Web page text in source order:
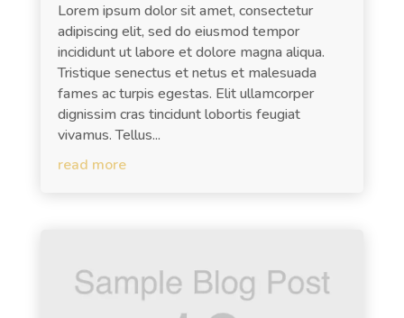
Lorem ipsum dolor sit amet, consectetur
adipiscing elit, sed do eiusmod tempor
incididunt ut labore et dolore magna aliqua.
Tristique senectus et netus et malesuada
fames ac turpis egestas. Elit ullamcorper
dignissim cras tincidunt lobortis feugiat
vivamus. Tellus...
read more